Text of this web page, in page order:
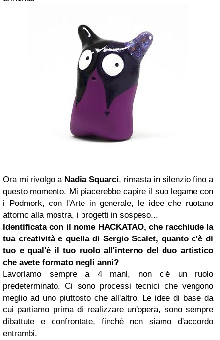
Ora mi rivolgo a Nadia Squarci, rimasta in silenzio fino a
questo momento. Mi piacerebbe capire il suo legame con
i Podmork, con l'Arte in generale, le idee che ruotano
attorno alla mostra, i progetti in sospeso...
Identificata con il nome HACKATAO, che racchiude la
tua creatività e quella di Sergio Scalet, quanto c'è di
tuo e qual'è il tuo ruolo all'interno del duo artistico
che avete formato negli anni?
Lavoriamo sempre a 4 mani, non c'è un ruolo
predeterminato. Ci sono processi tecnici che vengono
meglio ad uno piuttosto che all'altro. Le idee di base da
cui partiamo prima di realizzare un'opera, sono sempre
dibattute e confrontate, finché non siamo d'accordo
entrambi.